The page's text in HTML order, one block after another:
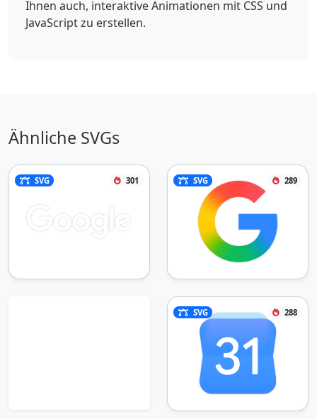
Ihnen auch, interaktive Animationen mit CSS und
JavaScript zu erstellen.
Ähnliche SVGs
SVG 301 SVG 289
SVG 288